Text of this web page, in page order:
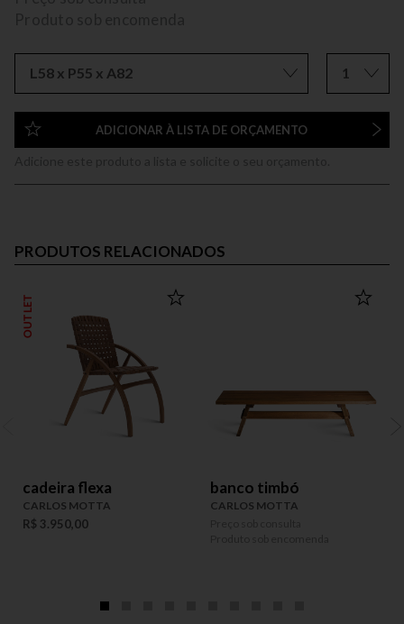
L58 x P55 x A82 1
ADICIONAR À LISTA DE ORÇAMENTO
PRODUTOS RELACIONADOS
OUTLET
cadeira flexa
CARLOS MOTTA
R$ 3.950,00
banco timbó
CARLOS MOTTA